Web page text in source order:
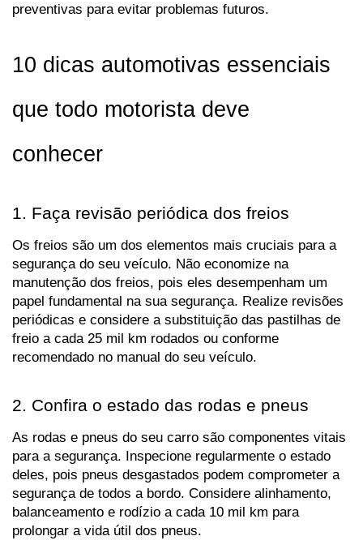
preventivas para evitar problemas futuros.
10 dicas automotivas essenciais
que todo motorista deve
conhecer
1. Faça revisão periódica dos freios
Os freios são um dos elementos mais cruciais para a
segurança do seu veículo. Não economize na
manutenção dos freios, pois eles desempenham um
papel fundamental na sua segurança. Realize revisões
periódicas e considere a substituição das pastilhas de
freio a cada 25 mil km rodados ou conforme
recomendado no manual do seu veículo.
2. Confira o estado das rodas e pneus
As rodas e pneus do seu carro são componentes vitais
para a segurança. Inspecione regularmente o estado
deles, pois pneus desgastados podem comprometer a
segurança de todos a bordo. Considere alinhamento,
balanceamento e rodízio a cada 10 mil km para
prolongar a vida útil dos pneus.